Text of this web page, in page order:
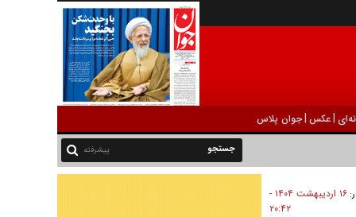
|عکس |جوان پلاس
پیشرفته
۱۶ ارديبهشت ۱۴۰۴ -
۲۰:۴۲